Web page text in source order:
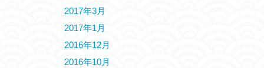
2017年3月
2017年1月
2016年12月
2016年10月